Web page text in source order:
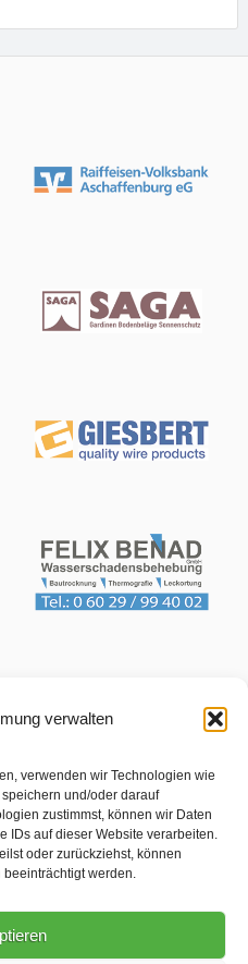
verwalten
verwenden wir Technologien wie
und/oder darauf
zustimmst, können wir Daten
IDs auf dieser Website verarbeiten.
oder zurückziehst, können
beeinträchtigt werden.